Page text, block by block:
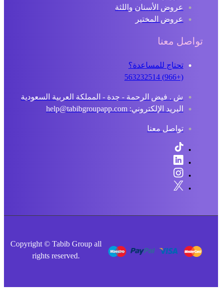
عروض الأسنان واللثة
عروض المختبر
تواصل معنا
تحتاج للمساعدة؟
ش . فيض الرحمة - جدة - المملكة العربية السعودية
البريد الإلكتروني: help@tabibgroupapp.com
تواصل معنا
Copyright © Tabib Group all
rights reserved.